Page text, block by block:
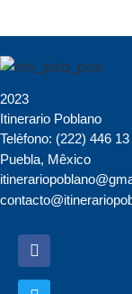
2023
Itinerario Poblano
Telèfono: (222) 446
Puebla, Mêxico